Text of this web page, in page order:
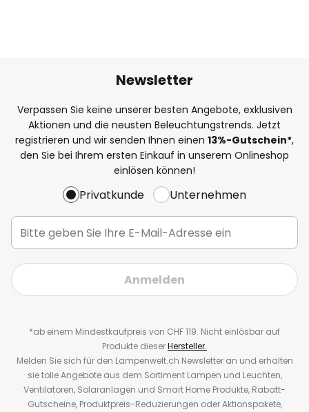
Newsletter
Verpassen Sie keine unserer besten Angebote, exklusiven
Aktionen und die neusten Beleuchtungstrends. Jetzt
registrieren und wir senden Ihnen einen 13%-Gutschein*,
den Sie bei Ihrem ersten Einkauf in unserem Onlineshop
einlösen können!
Privatkunde Unternehmen
Anmelden
*ab einem Mindestkaufpreis von CHF 119. Nicht einlösbar auf
Produkte dieserHersteller.
Melden Sie sich für den Lampenwelt.ch Newsletter an und erhalten
sie tolle Angebote aus dem Sortiment Lampen und Leuchten,
Ventilatoren, Solaranlagen und Smart Home Produkte, Rabatt-
Gutscheine, Produktpreis-Reduzierungen oder Aktionspakete,